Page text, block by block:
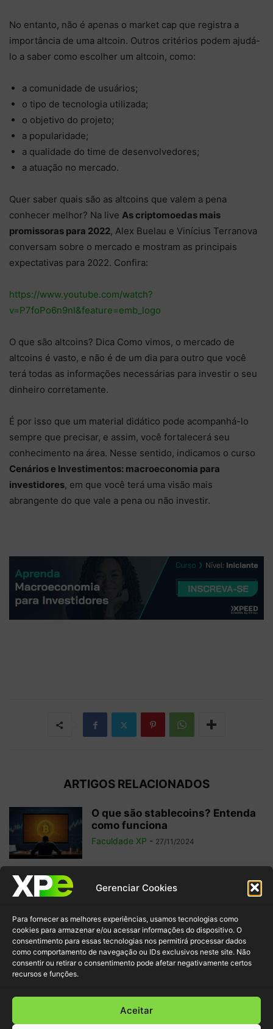
Gerenciar Cookies
Para fornecer as melhores experiências, usamos tecnologias como
cookies para armazenar e/ou acessar informações do dispositivo. O
consentimento para essas tecnologias nos permitirá processar dados
como comportamento de navegação ou IDs exclusivos neste site. Não
consentir ou retirar o consentimento pode afetar negativamente certos
recursos e funções.
Aceitar
No entanto, não é apenas o market cap que registra a
importância de uma altcoin. Outros critérios podem ajudá-
lo a saber como escolher um altcoin, como:
a comunidade de usuários;
o tipo de tecnologia utilizada;
o objetivo do projeto;
a popularidade;
a qualidade do time de desenvolvedores;
a atuação no mercado.
Quer saber quais são as altcoins que valem a pena
conhecer melhor? Na live As criptomoedas mais
promissoras para 2022, Alex Buelau e Vinícius Terranova
conversam sobre o mercado e mostram as principais
expectativas para 2022. Confira:
https://www.youtube.com/watch?
v=P7foPo6n9nI&feature=emb_logo
O que são altcoins? Dica Como vimos, o mercado de
altcoins é vasto, e não é de um dia para outro que você
terá todas as informações necessárias para investir o seu
dinheiro corretamente.
É por isso que um material didático pode acompanhá-lo
sempre que precisar, e assim, você fortalecerá seu
conhecimento na área. Nesse sentido, indicamos o curso
Cenários e Investimentos: macroeconomia para
investidores, em que você terá uma visão mais
abrangente do que vale a pena ou não investir.
ARTIGOS RELACIONADOS
O que são stablecoins? Entenda
como funciona
Faculdade XP - 27/11/2024
Qual a origem das criptomoedas?
Descubra a história completa
Redação Faculdade XP - 28/12/2022
Criptomoeda Tether (USDT):
descubra onde comprar e suas
06/12/2022